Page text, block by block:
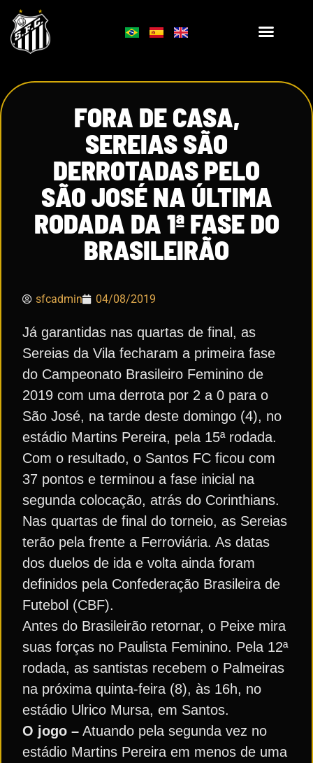
FORA DE CASA,
SEREIAS SÃO
DERROTADAS PELO
SÃO JOSÉ NA ÚLTIMA
RODADA DA 1ª FASE DO
BRASILEIRÃO
sfcadmin 04/08/2019
Já garantidas nas quartas de final, as
Sereias da Vila fecharam a primeira fase
do Campeonato Brasileiro Feminino de
2019 com uma derrota por 2 a 0 para o
São José, na tarde deste domingo (4), no
estádio Martins Pereira, pela 15ª rodada.
Com o resultado, o Santos FC ficou com
37 pontos e terminou a fase inicial na
segunda colocação, atrás do Corinthians.
Nas quartas de final do torneio, as Sereias
terão pela frente a Ferroviária. As datas
dos duelos de ida e volta ainda foram
definidos pela Confederação Brasileira de
Futebol (CBF).
Antes do Brasileirão retornar, o Peixe mira
suas forças no Paulista Feminino. Pela 12ª
rodada, as santistas recebem o Palmeiras
na próxima quinta-feira (8), às 16h, no
estádio Ulrico Mursa, em Santos.
O jogo – Atuando pela segunda vez no
estádio Martins Pereira em menos de uma